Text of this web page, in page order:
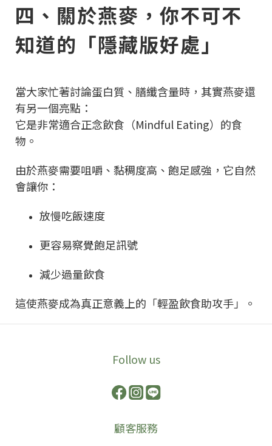
四、關於燕麥，你不可不
知道的「隱藏版好處」
當大家忙著討論蛋白質、膳纖含量時，其實燕麥還
有另一個亮點：
它是非常適合正念飲食（Mindful Eating）的食
物。
由於燕麥需要咀嚼、黏稠度高、飽足感強，它自然
會讓你：
放慢吃飯速度
更容易察覺飽足訊號
減少過量飲食
這使燕麥成為真正意義上的「輕盈飲食助攻手」。
Follow us
顧客服務